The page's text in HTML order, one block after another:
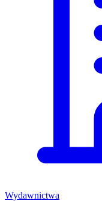
Wydawnictwa